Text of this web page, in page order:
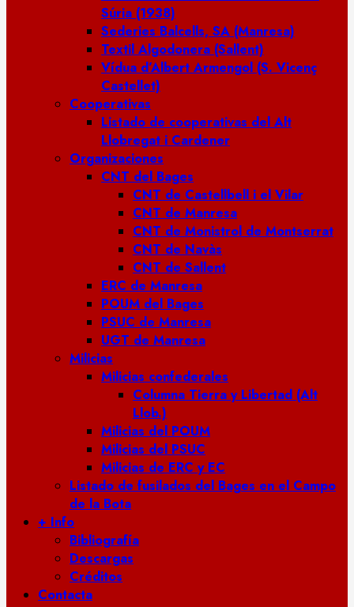
Súria (1938)
Sederies Balcells, SA (Manresa)
Textil Algodonera (Sallent)
Vídua d’Albert Armengol (S. Vicenç
Castellet)
Cooperativas
Listado de cooperativas del Alt
Llobregat i Cardener
Organizaciones
CNT del Bages
CNT de Castellbell i el Vilar
CNT de Manresa
CNT de Monistrol de Montserrat
CNT de Navàs
CNT de Sallent
ERC de Manresa
POUM del Bages
PSUC de Manresa
UGT de Manresa
Milicias
Milicias confederales
Columna Tierra y Libertad (Alt
Llob.)
Milicias del POUM
Milicias del PSUC
Milicias de ERC y EC
Listado de fusilados del Bages en el Campo
de la Bota
+ Info
Bibliografía
Descargas
Créditos
Contacta